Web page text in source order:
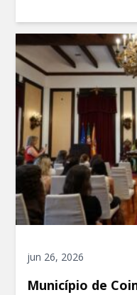
jun 26, 2026
Município de